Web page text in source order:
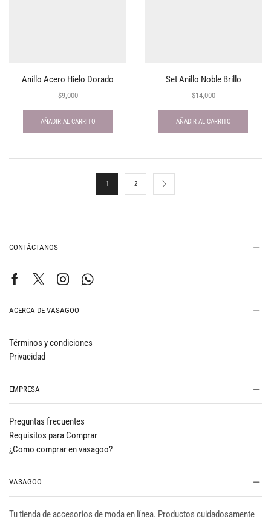
Anillo Acero Hielo Dorado
$9,000
AÑADIR AL CARRITO
Set Anillo Noble Brillo
$14,000
AÑADIR AL CARRITO
1 2
CONTÁCTANOS
ACERCA DE VASAGOO
Términos y condiciones
Privacidad
EMPRESA
Preguntas frecuentes
Requisitos para Comprar
¿Como comprar en vasagoo?
VASAGOO
Tu tienda de accesorios de moda en línea. Productos cuidadosamente